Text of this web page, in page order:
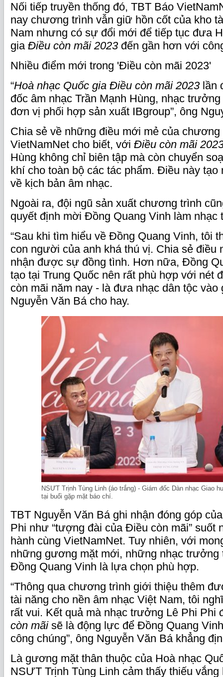
Nối tiếp truyền thống đó, TBT Báo
nay chương trình vẫn giữ hồn cốt của kho
Nam nhưng có sự đổi mới để tiếp tục đưa
gia Điều còn mãi 2023 đến gần hơn với
Nhiều điểm mới trong 'Điều còn mãi 2023'
“Hoà nhạc Quốc gia Điều còn mãi 2023 lần
đốc âm nhạc Trần Mạnh Hùng, nhạc
đơn vị phối hợp sản xuất IBgroup”, ông
Chia sẻ về những điều mới mẻ của
VietNamNet cho biết, với Điều còn mãi
Hùng không chỉ biên tập mà còn chuyển
khí cho toàn bộ các tác phẩm. Điều này tạo
về kịch bản âm nhạc.
Ngoài ra, đội ngũ sản xuất chương trình
quyết định mời Đồng Quang Vinh làm nhạc
“Sau khi tìm hiểu về Đồng Quang Vinh, tôi
con người của anh khá thú vị. Chia sẻ điều
nhận được sự đồng tình. Hơn nữa, Đồng
tạo tại Trung Quốc nên rất phù hợp với nét
còn mãi năm nay - là đưa nhạc dân tộc vào
Nguyễn Văn Bá cho hay.
NSƯT Trịnh Tùng Linh (áo trắng) - Giám đốc Dàn nhạc Giao
tại buổi gặp mặt báo chí.
TBT Nguyễn Văn Bá ghi nhận đóng góp
Phi như “tượng đài của Điều còn mãi” suốt
hành cùng VietNamNet. Tuy nhiên, với
những gương mặt mới, những nhạc trưởng
Đồng Quang Vinh là lựa chọn phù hợp.
“Thông qua chương trình giới thiệu thêm
tài năng cho nền âm nhạc Việt Nam, tôi
rất vui. Kết quả mà nhạc trưởng Lê Phi Phi
còn mãisẽ là động lực để Đồng Quang
công chúng”, ông Nguyễn Văn Bá khẳng
Là gương mặt thân thuộc của Hoà nhạc
NSƯT Trịnh Tùng Linh cảm thấy thiếu